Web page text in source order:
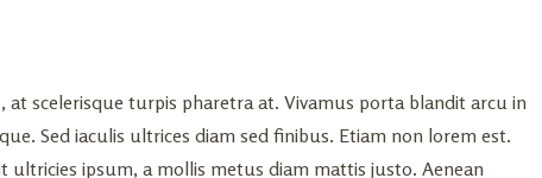
scelerisque turpis pharetra at. Vivamus porta blandit arcu in
Sed iaculis ultrices diam sed finibus. Etiam non lorem est.
ipsum, a mollis metus diam mattis justo. Aenean